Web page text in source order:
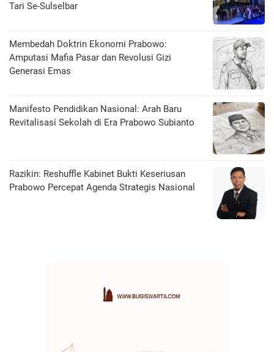
Tari Se-Sulselbar
Membedah Doktrin Ekonomi Prabowo:
Amputasi Mafia Pasar dan Revolusi Gizi
Generasi Emas
Manifesto Pendidikan Nasional: Arah Baru
Revitalisasi Sekolah di Era Prabowo Subianto
Razikin: Reshuffle Kabinet Bukti Keseriusan
Prabowo Percepat Agenda Strategis Nasional